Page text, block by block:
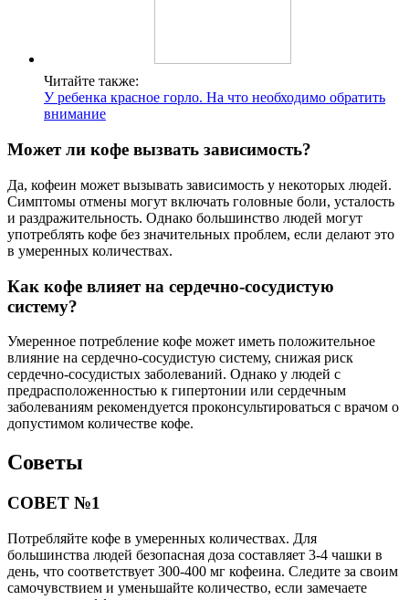
Читайте также:
У ребенка красное горло. На что необходимо обратить
внимание
Может ли кофе вызвать зависимость?
Да, кофеин может вызывать зависимость у некоторых людей.
Симптомы отмены могут включать головные боли, усталость
и раздражительность. Однако большинство людей могут
употреблять кофе без значительных проблем, если делают это
в умеренных количествах.
Как кофе влияет на сердечно-сосудистую
систему?
Умеренное потребление кофе может иметь положительное
влияние на сердечно-сосудистую систему, снижая риск
сердечно-сосудистых заболеваний. Однако у людей с
предрасположенностью к гипертонии или сердечным
заболеваниям рекомендуется проконсультироваться с врачом о
допустимом количестве кофе.
Советы
СОВЕТ №1
Потребляйте кофе в умеренных количествах. Для
большинства людей безопасная доза составляет 3-4 чашки в
день, что соответствует 300-400 мг кофеина. Следите за своим
самочувствием и уменьшайте количество, если замечаете